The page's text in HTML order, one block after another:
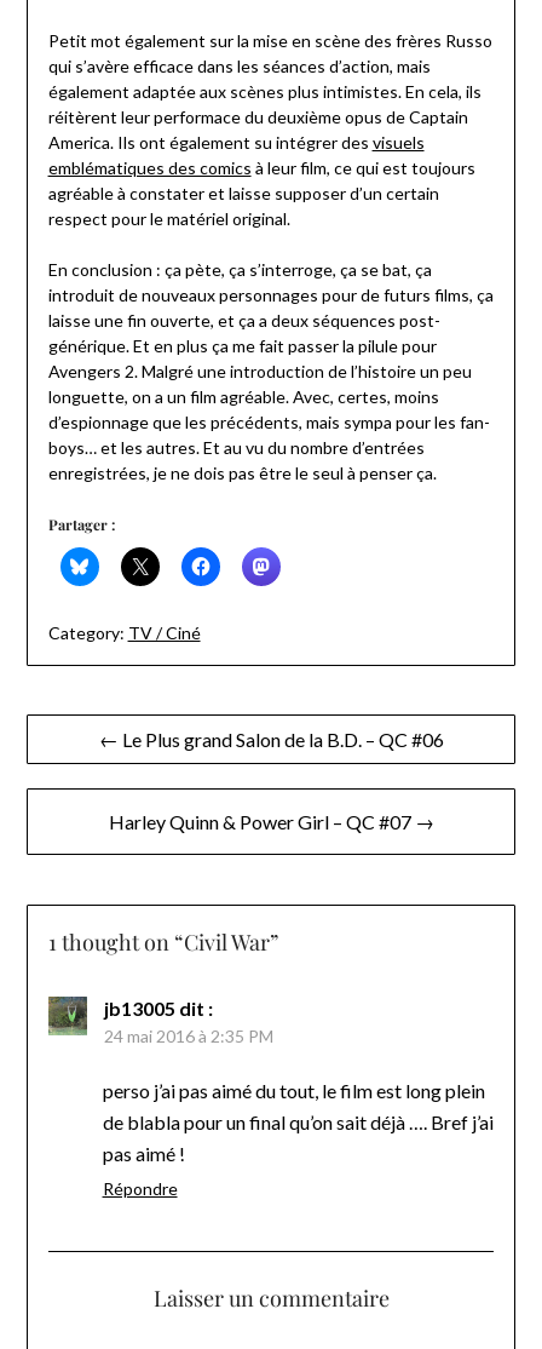
Petit mot également sur la mise en scène des frères Russo
qui s’avère efficace dans les séances d’action, mais
également adaptée aux scènes plus intimistes. En cela, ils
réitèrent leur performace du deuxième opus de Captain
America. Ils ont également su intégrer des visuels
emblématiques des comics à leur film, ce qui est toujours
agréable à constater et laisse supposer d’un certain
respect pour le matériel original.
En conclusion : ça pète, ça s’interroge, ça se bat, ça
introduit de nouveaux personnages pour de futurs films, ça
laisse une fin ouverte, et ça a deux séquences post-
générique. Et en plus ça me fait passer la pilule pour
Avengers 2. Malgré une introduction de l’histoire un peu
longuette, on a un film agréable. Avec, certes, moins
d’espionnage que les précédents, mais sympa pour les fan-
boys… et les autres. Et au vu du nombre d’entrées
enregistrées, je ne dois pas être le seul à penser ça.
Partager :
Category: TV / Ciné
Navigation
de
l’article
← Le Plus grand Salon de la B.D. – QC #06
Harley Quinn & Power Girl – QC #07 →
1 thought on “Civil War”
jb13005 dit :
24 mai 2016 à 2:35 PM
perso j’ai pas aimé du tout, le film est long plein
de blabla pour un final qu’on sait déjà …. Bref j’ai
pas aimé !
Répondre
Laisser un commentaire